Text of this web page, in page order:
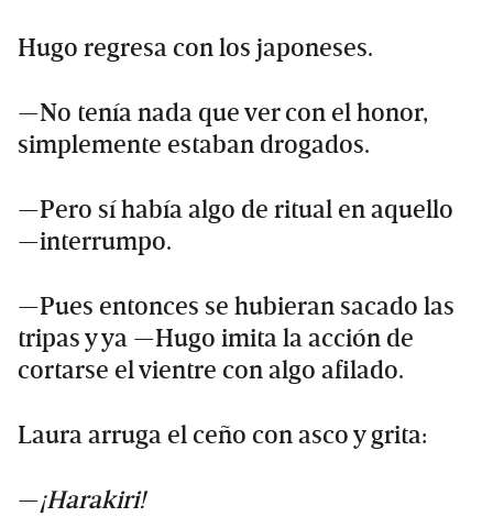
Hugo regresa con los japoneses.
—No tenía nada que ver con el honor,
simplemente estaban drogados.
—Pero sí había algo de ritual en aquello
—interrumpo.
—Pues entonces se hubieran sacado las
tripas y ya —Hugo imita la acción de
cortarse el vientre con algo afilado.
Laura arruga el ceño con asco y grita:
—¡Harakiri!